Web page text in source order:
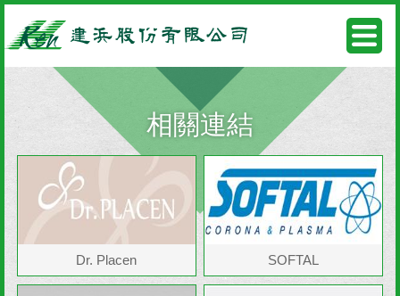
相關連結
Dr. Placen SOFTAL